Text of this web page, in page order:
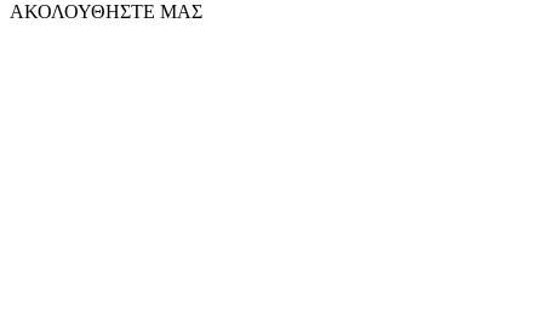
ΑΚΟΛΟΥΘΗΣΤΕ ΜΑΣ